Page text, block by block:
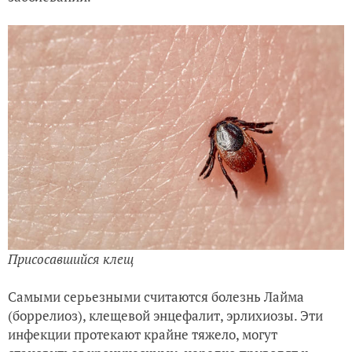
Присосавшийся клещ
Самыми серьезными считаются болезнь Лайма
(боррелиоз), клещевой энцефалит, эрлихиозы. Эти
инфекции протекают крайне тяжело, могут